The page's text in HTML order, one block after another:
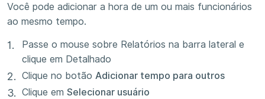
Você pode adicionar a hora de um ou mais funcionários
ao mesmo tempo.
Passe o mouse sobre Relatórios na barra lateral e
clique em Detalhado
Clique no botão Adicionar tempo para outros
Clique em Selecionar usuário